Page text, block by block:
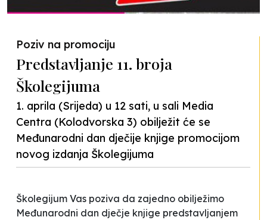
Poziv na promociju
Predstavljanje 11. broja
Školegijuma
1. aprila (Srijeda) u 12 sati, u sali Media
Centra (Kolodvorska 3) obilježit će se
Međunarodni dan dječije knjige promocijom
novog izdanja Školegijuma
Školegijum Vas poziva da zajedno obilježimo
Međunarodni dan dječje knjige predstavljanjem